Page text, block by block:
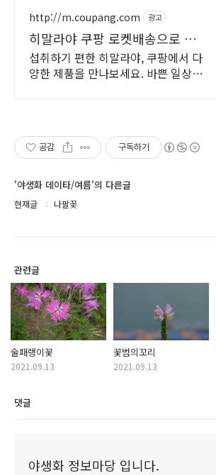
http://m.coupang.com 광고
히말라야 쿠팡 로켓배송으로 빠
르게 받아봐요
섭취하기 편한 히말라야, 쿠팡에서 다
양한 제품을 만나보세요. 바쁜 일상,
공감 구독하기
'야생화 데이타/여름'의 다른글
현재글 나팔꽃
관련글
술패랭이꽃
2021.09.13
꽃범의꼬리
2021.09.13
댓글
야생화 정보마당 입니다.